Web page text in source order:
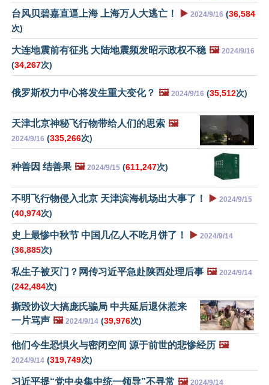
台风贝碧嘉直逼上海 上海万人大逃亡！ ▶️ 2024/9/16 (36,584
次)
大连地震前有征兆 大陆地震频发昭示政权不稳 🖼️ 2024/9/16
(34,267次)
俄罗斯权力中心将发生重大变化？ 🖼️ 2024/9/16 (35,512次)
天津北京神秘飞行物带给人们的思索 🖼️
2024/9/16 (335,266次)
种善因 结善果 🖼️ 2024/9/15 (611,247次)
不明飞行物侵入北京 天津滨海机场出大事了！ ▶️ 2024/9/15
(40,974次)
史上最惨中秋节 中国几亿人不吃月饼了！ ▶️ 2024/9/14
(36,885次)
私生子被灭门？网传习近平急赴陕西处理后事 🖼️ 2024/9/14
(242,484次)
撕毁协议大搞庞氏骗局 中共延后退休惹来
一片骂声 🖼️ 2024/9/14 (39,976次)
他们今生恐惧火与密闭空间 源于前世的悲惨经历 🖼️
2024/9/14 (319,749次)
习近平提“党中央集中统一领导”不寻常 🖼️ 2024/9/14